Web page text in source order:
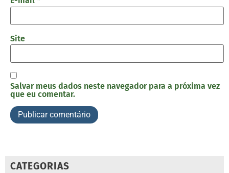
Site
Salvar meus dados neste navegador para a próxima vez
que eu comentar.
CATEGORIAS